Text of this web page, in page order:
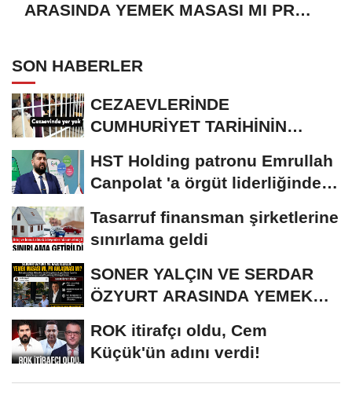
ARASINDA YEMEK MASASI MI PR
SON HABERLER
CEZAEVLERİNDE
CUMHURİYET TARİHİNİN
KİŞİ...
HST Holding patronu Emrullah
Canpolat 'a örgüt liderliğinden
Tasarruf finansman şirketlerine
sınırlama geldi
SONER YALÇIN VE SERDAR
ÖZYURT ARASINDA YEMEK
ROK itirafçı oldu, Cem
Küçük'ün adını verdi!